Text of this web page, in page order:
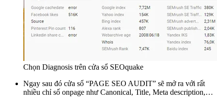
Chọn Diagnosis trên cửa sổ SEOquake
Ngay sau đó cửa sổ “PAGE SEO AUDIT” sẽ mở ra với rất
nhiều chỉ số onpage như Canonical, Title, Meta description,…